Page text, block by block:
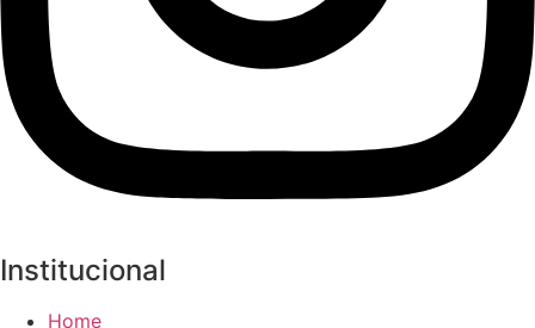
Institucional
Home